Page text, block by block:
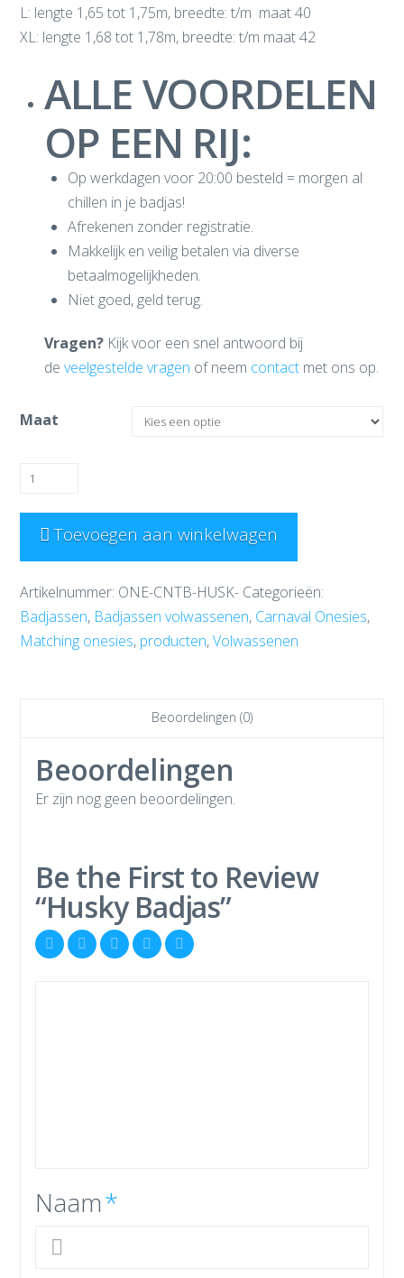
L: lengte 1,65 tot 1,75m, breedte: t/m maat 40
XL: lengte 1,68 tot 1,78m, breedte: t/m maat 42
ALLE VOORDELEN
OP EEN RIJ:
Op werkdagen voor 20:00 besteld = morgen al
chillen in je badjas!
Afrekenen zonder registratie.
Makkelijk en veilig betalen via diverse
betaalmogelijkheden.
Niet goed, geld terug.
Vragen?Kijk voor een snel antwoord bij
de veelgestelde vragen of neem contactmet ons op.
Maat
Husky
Toevoegen aan winkelwagen
Artikelnummer: ONE-CNTB-HUSK- Categorieën:
Badjassen, Badjassen volwassenen, Carnaval Onesies,
Matching onesies, producten,Volwassenen
Beoordelingen (0)
Beoordelingen
Er zijn nog geen beoordelingen.
Be the First to Review
“Husky Badjas”
Naam*